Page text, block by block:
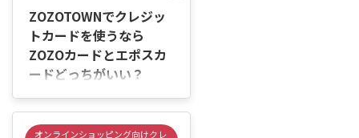
はポイントが反映されず、通常ど
おりカード決済になることがあり
ます。 たとえば、ZOZOTOWNで
買い物をするときに「ポイントで
支払いたい」と思っていても、事
と、ポイントを使わずに決済が完
了してしまうことがあります。
ZOZOTOWNでクレジッ
トカードを使うなら
ZOZOカードとエポスカ
ードどっちがいい？
はじめに 「ZOZOTOWNで買い物
するなら、ZOZOカードとエポス
カードはどちらがお得なの？」
オンラインショッピング向けクレ